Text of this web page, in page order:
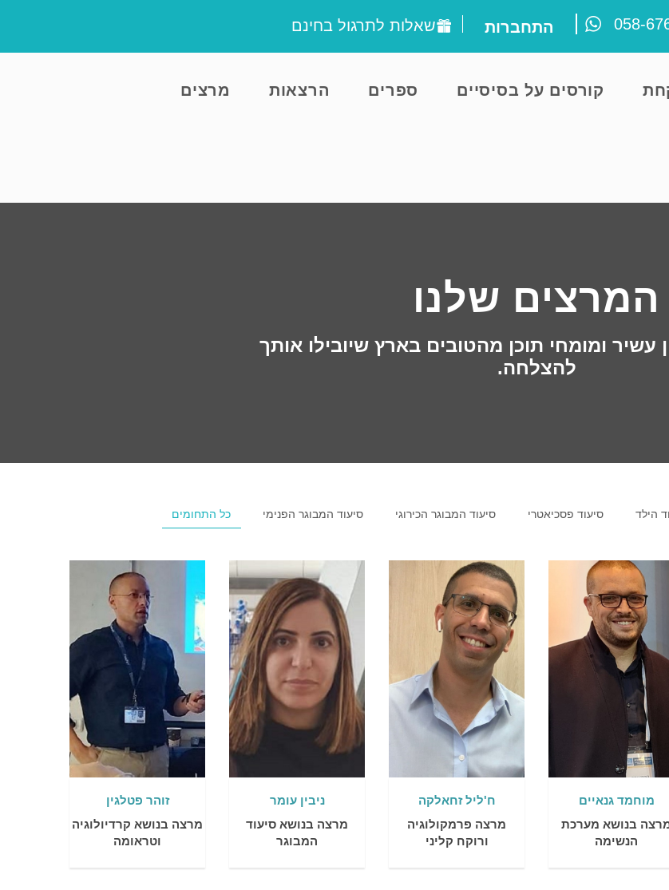
058- התחברות שאלות לתרגול בחינם
קורסים על בסיסיים ספרים הרצאות מרצים
המרצים שלנו
עשיר ומומחי תוכן מהטובים בארץ שיובילו אותך
להצלחה.
כל התחומים סיעוד המבוגר הפנימי סיעוד המבוגר הכירוגי סיעוד פסכיאטרי הילד
זוהר פטלגין
מרצה בנושא קרדיולוגיה
וטראומה
ניבין עומר
מרצה בנושא סיעוד
המבוגר
ח'ליל זחאלקה
מרצה פרמקולוגיה
ורוקח קליני
מוחמד גנאיים
בנושא מערכת
הנשימה